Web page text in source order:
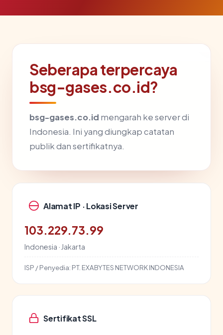
Seberapa terpercaya
bsg-gases.co.id?
bsg-gases.co.id mengarah ke server di
Indonesia. Ini yang diungkap catatan
publik dan sertifikatnya.
Alamat IP · Lokasi Server
103.229.73.99
Indonesia · Jakarta
ISP / Penyedia: PT. EXABYTES NETWORK INDONESIA
Sertifikat SSL